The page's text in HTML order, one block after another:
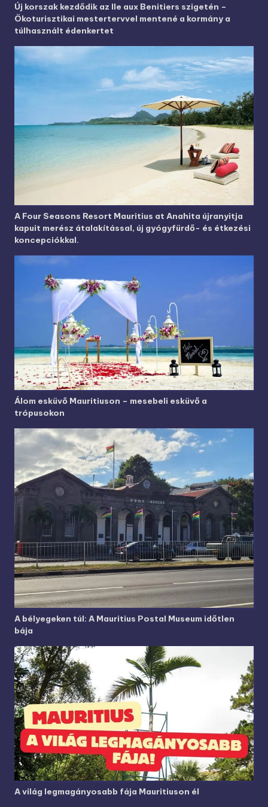
Új korszak kezdődik az Ile aux Benitiers szigetén –
Ökoturisztikai mestertervvel mentené a kormány a
túlhasznált édenkertet
A Four Seasons Resort Mauritius at Anahita újranyitja
kapuit merész átalakítással, új gyógyfürdő- és étkezési
koncepciókkal.
Álom esküvő Mauritiuson – mesebeli esküvő a
trópusokon
A bélyegeken túl: A Mauritius Postal Museum időtlen
bája
A világ legmagányosabb fája Mauritiuson él